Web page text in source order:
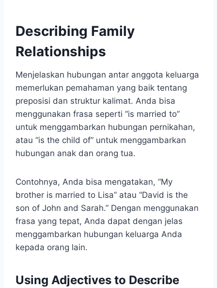
Describing Family
Relationships
Menjelaskan hubungan antar anggota keluarga
memerlukan pemahaman yang baik tentang
preposisi dan struktur kalimat. Anda bisa
menggunakan frasa seperti “is married to”
untuk menggambarkan hubungan pernikahan,
atau “is the child of” untuk menggambarkan
hubungan anak dan orang tua.
Contohnya, Anda bisa mengatakan, “My
brother is married to Lisa” atau “David is the
son of John and Sarah.” Dengan menggunakan
frasa yang tepat, Anda dapat dengan jelas
menggambarkan hubungan keluarga Anda
kepada orang lain.
Using Adjectives to Describe